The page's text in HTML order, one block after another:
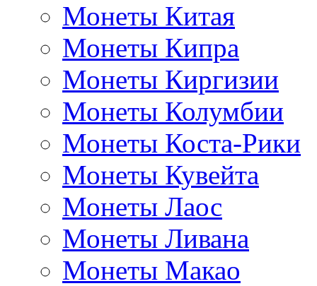
Монеты Китая
Монеты Кипра
Монеты Киргизии
Монеты Колумбии
Монеты Коста-Рики
Монеты Кувейта
Монеты Лаос
Монеты Ливана
Монеты Макао